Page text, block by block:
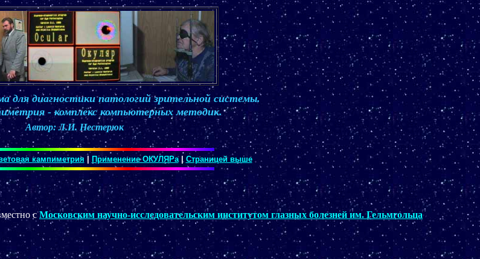
для диагностики патологий зрительной системы.
- комплекс компьютерных методик.
Автор: Л.И. Нестерюк
кампиметрия Применение ОКУЛЯРа| Страницей выше
сМосковским научно-исследовательским институтом глазных болезней им. Гельмгольца